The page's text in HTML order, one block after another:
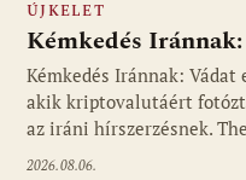
ÚJKELET
Kémkedés
Kémkedés Iránnak:
akik kriptovalutáért
az iráni hírszerzésnek.
2026.08.06.